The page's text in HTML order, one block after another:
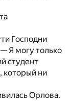
Господни
Я могу только
студент
который ни
Орлова.